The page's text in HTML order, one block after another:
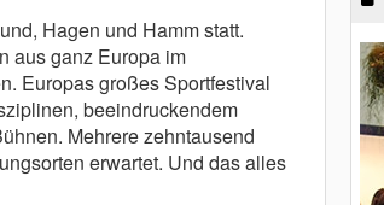
Hagen und Hamm statt.
aus ganz Europa im
Europas großes Sportfestival
beeindruckendem
Mehrere zehntausend
erwartet. Und das alles